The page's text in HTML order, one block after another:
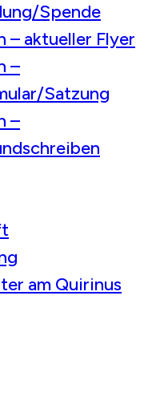
Spende
– aktueller Flyer
–
Satzung
–
am Quirinus